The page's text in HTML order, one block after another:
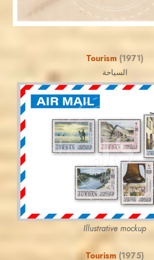
EST. 2007
Tourism (1971)
السياحة
JS
JORDANSTAMPS.COM
EST. 2007
Illustrative mockup
Tourism (1975)